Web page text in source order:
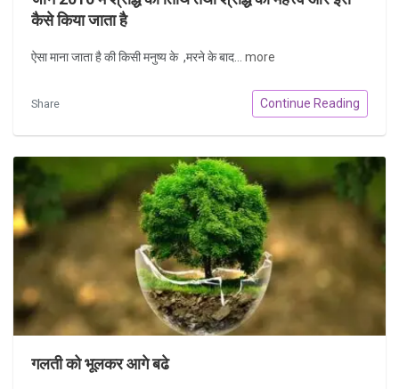
कैसे किया जाता है
ऐसा माना जाता है की किसी मनुष्य के ,मरने के बाद... more
Share Continue Reading
गलती को भूलकर आगे बढे